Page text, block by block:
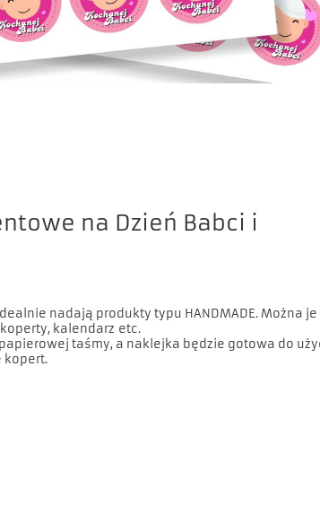
na Dzień Babci i
nadają produkty typu HANDMADE. Można je
kalendarz etc.
taśmy, a naklejka będzie gotowa do
kopert.